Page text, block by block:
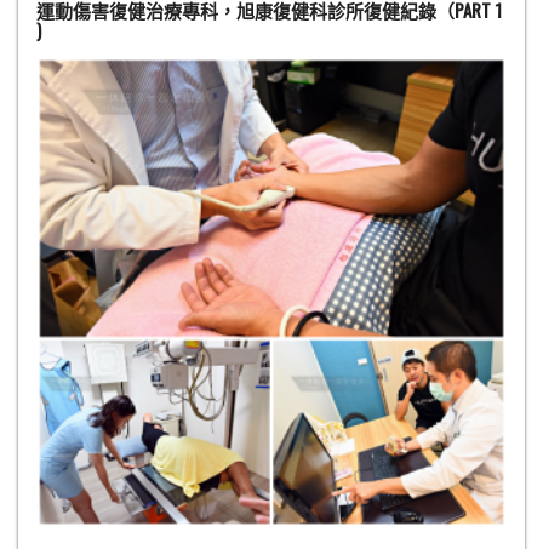
運動傷害復健治療專科，旭康復健科診所復健紀錄（PART 1
)